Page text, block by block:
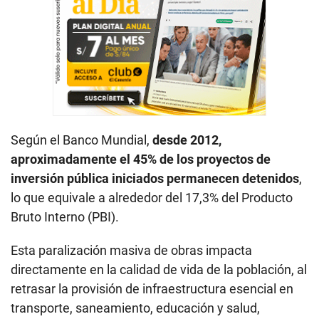
Según el Banco Mundial, desde 2012,
aproximadamente el 45% de los proyectos de
inversión pública iniciados permanecen detenidos,
lo que equivale a alrededor del 17,3% del Producto
Bruto Interno (PBI).
Esta paralización masiva de obras impacta
directamente en la calidad de vida de la población, al
retrasar la provisión de infraestructura esencial en
transporte, saneamiento, educación y salud,